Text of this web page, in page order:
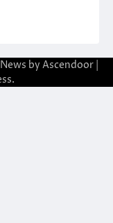
by Ascendoor|
.